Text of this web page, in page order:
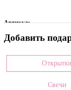
Артикул:
0001869
Цвет
Розовый, Белый
Добавить
Открытки
Свечи